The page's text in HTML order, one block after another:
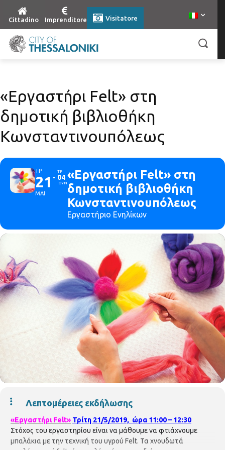
Cittadino Imprenditore Visitatore
«Εργαστήρι Felt» στη
δημοτική βιβλιοθήκη
Κωνσταντινουπόλεως
ΤΡ
21
ΜΑΙ
ΤΡ
04
ΙΟΥΝ
«Εργαστήρι Felt» στη
δημοτική βιβλιοθήκη
Κωνσταντινουπόλεως
Εργαστήριο Ενηλίκων
Λεπτομέρειες εκδήλωσης
«Εργαστήρι Felt» Τρίτη 21/5/2019, ώρα 11:00 – 12:30
Στόχος του εργαστηρίου είναι να μάθουμε να φτιάχνουμε
μπαλάκια με την τεχνική του υγρού Felt. Τα χνουδωτά